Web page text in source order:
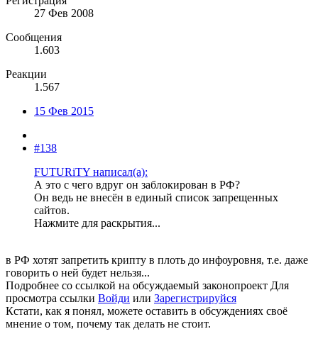
27 Фев 2008
Сообщения
1.603
Реакции
1.567
15 Фев 2015
#138
FUTURiTY написал(а):
А это с чего вдруг он заблокирован в РФ?
Он ведь не внесён в единый спиcок запрещенных
сайтов.
Нажмите для раскрытия...
в РФ хотят запретить крипту в плоть до инфоуровня, т.е. даже
говорить о ней будет нельзя...
Подробнее со ссылкой на обсуждаемый законопроект Для
просмотра ссылки Войди или Зарегистрируйся
Кстати, как я понял, можете оставить в обсуждениях своё
мнение о том, почему так делать не стоит.